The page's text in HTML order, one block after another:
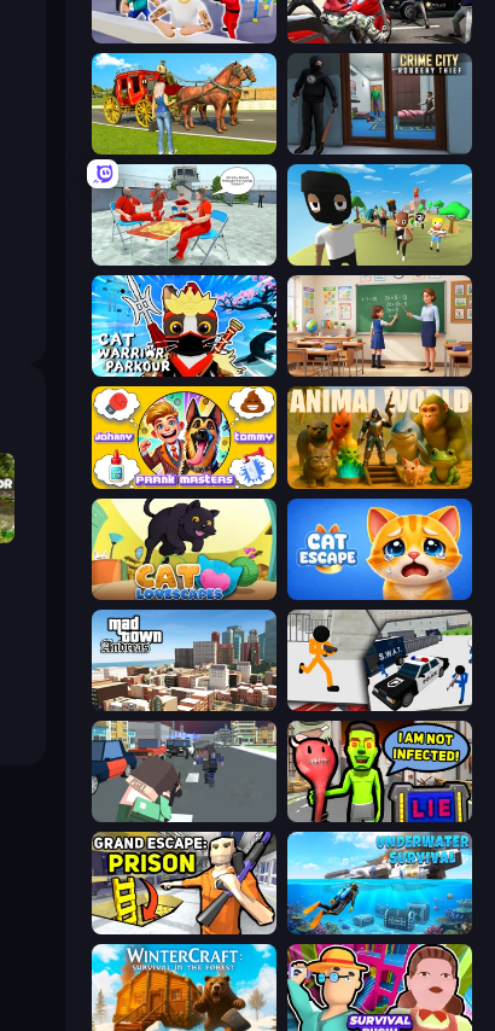
Grand Action Simulator: New York
Horse Cart Transport Taxi Game
Alcatraz Prison Escape Plan
Cat Warrior Parkour High School Teacher Simulator
Johnny n Tommy - Prank Masters Animal World
Cat Lovescapes
Mad Town Andreas: Mafia Storie Stickman Prison: Counter Assault
I Am Not Infected!
Grand Escape: Prison Underwater Survival: Deep Dive